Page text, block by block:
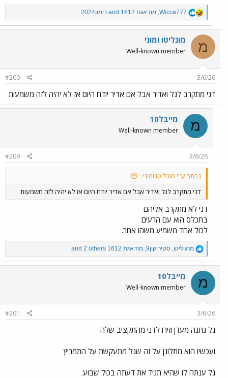
R
e
a
n
Wicca777
, מודאגת 1612 רימון2024
מ מונליטו ומוני
Well-known member
3/6/26
#200
דני מתקרב לגל ואדיר אבל אם אדיר יודח היום אז לא יהיה לזה משמעות
מ מייבל10
Well-known member
3/6/26
#209
נכתב ע"י מונליטו ומוני:
דני מתקרב לגל ואדיר אבל אם אדיר יודח היום אז לא יהיה לזה משמעות
דני לא מתקרב אליהם
בתכלס הוא עם הרעים
לכול אחד משמיע משהו אחר.
R
e
a
i
n
מרגוליקו סטיריקון9 מודאגת 1612
מ מייבל10
Well-known member
3/6/26
#201
גל נתנה מעדן וזירו לדני מהתקציב שלה
ועכשיו הוא מתלונן על זה שגל מתעקשת על התמריץ
גל ענתה לו שהיא תגיד את דעתה בכול שבוע.